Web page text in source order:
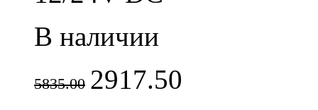
В наличии
5835.00 2917.50